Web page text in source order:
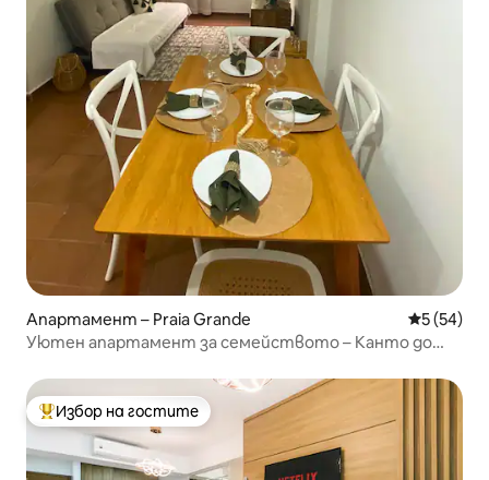
Апартамент – Praia Grande Средна
5 (54)
Уютен апартамент за семейството – Канто до
Най-популярен избор на гостите
Избор на гостите